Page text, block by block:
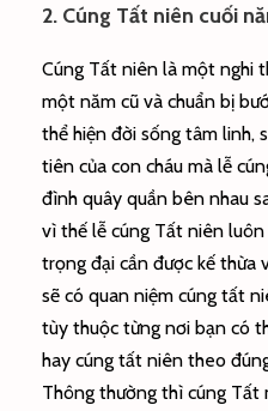
2. Cúng Tất niên cuối
Cúng Tất niên là một nghi
một năm cũ và chuẩn bị
thể hiện đời sống tâm linh,
tiên của con cháu mà lễ
đình quây quần bên nhau
vì thế lễ cúng Tất niên
trọng đại cần được kế thừa
sẽ có quan niệm cúng tất
tùy thuộc từng nơi bạn có
hay cúng tất niên theo
Thông thường thì cúng Tất